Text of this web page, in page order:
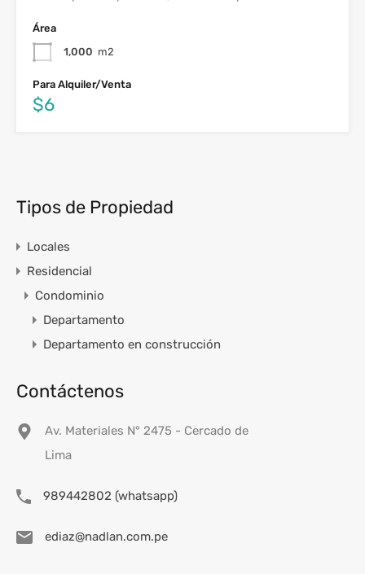
Área
1,000 m2
Para Alquiler/Venta
$6
Tipos de Propiedad
Locales
Residencial
Condominio
Departamento
Departamento en construcción
Contáctenos
Av. Materiales N° 2475 - Cercado de
Lima
989442802 (whatsapp)
ediaz@nadlan.com.pe